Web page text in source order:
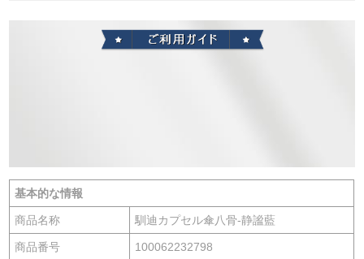
基本的な情報
商品名称 馴迪カプセル傘八骨-静謐藍
商品番号 100062232798